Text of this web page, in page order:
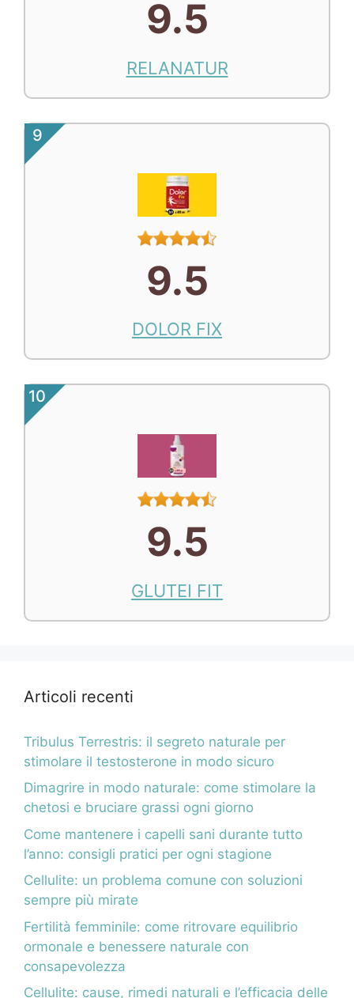
9.5
RELANATUR
9
9.5
DOLOR FIX
10
9.5
GLUTEI FIT
Articoli recenti
Tribulus Terrestris: il segreto naturale per
stimolare il testosterone in modo sicuro
Dimagrire in modo naturale: come stimolare la
chetosi e bruciare grassi ogni giorno
Come mantenere i capelli sani durante tutto
l’anno: consigli pratici per ogni stagione
Cellulite: un problema comune con soluzioni
sempre più mirate
Fertilità femminile: come ritrovare equilibrio
ormonale e benessere naturale con
consapevolezza
Cellulite: cause, rimedi naturali e l’efficacia delle